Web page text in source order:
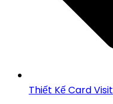
Thiết Kế Card Visit